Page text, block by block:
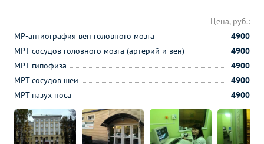
Цена, руб.:
МР-ангиография вен головного мозга
4900
МРТ сосудов головного мозга (артерий и вен)
4900
МРТ гипофиза
4900
МРТ сосудов шеи
4900
МРТ пазух носа
4900